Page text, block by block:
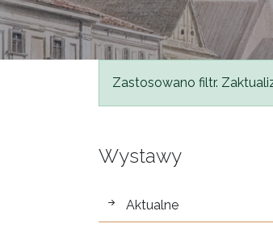
Komunikat
Zastosowano filtr.
Wystawy
wystawy
Aktualne